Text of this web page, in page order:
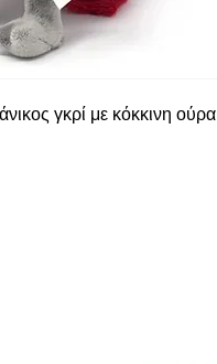
γκρί με κόκκινη ούρα